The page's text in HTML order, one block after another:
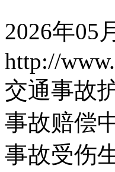
2026年05
http://
交通事故
事故赔偿
事故受伤